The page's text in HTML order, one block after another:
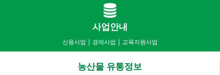
사업안내
신용사업 | 경제사업 | 교육지원사업
농산물 유통정보